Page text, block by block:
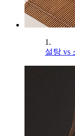
1.
설탕 vs